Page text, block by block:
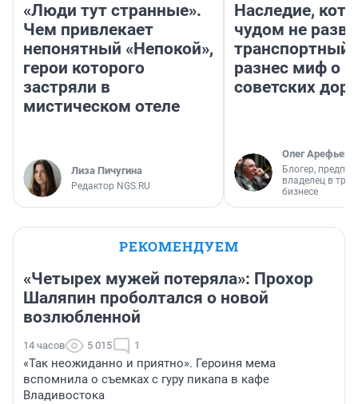
«Люди тут странные».
Чем привлекает
непонятный «Непокой»,
герои которого
застряли в
мистическом отеле
Лиза Пичугина
Редактор NGS.RU
Наследие,
чудом не
транспортный
разнес миф о
советских
Олег Арефьев
Блогер,
владелец в
бизнесе
РЕКОМЕНДУЕМ
«Четырех мужей потеряла»: Прохор
Шаляпин проболтался о новой
возлюбленной
14 часов 5 015 1
«Так неожиданно и приятно». Героиня мема
вспомнила о съемках с гуру пикапа в кафе
Владивостока